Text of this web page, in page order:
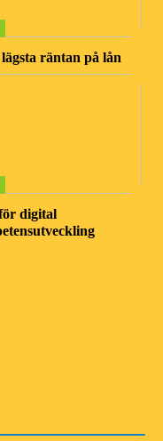
räntan på lån
digital